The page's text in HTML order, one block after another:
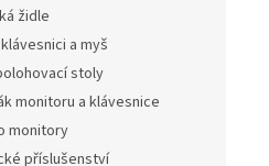
židle
a myš
stoly
monitoru a klávesnice
monitory
příslušenství